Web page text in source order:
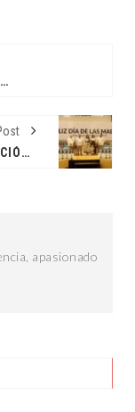
EL REGISTRO "MUJERES RENACIMIENTO" CONTINUA
RECONOCEN LA DEDICACIÓN Y ESFUERZO DE MADRES TRABAJADORAS
apasionado